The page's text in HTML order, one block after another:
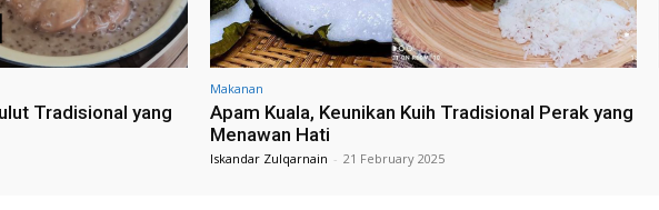
Tradisional yang
Makanan
Apam Kuala, Keunikan Kuih Tradisional Perak yang
Menawan Hati
Iskandar Zulqarnain - 21 February 2025